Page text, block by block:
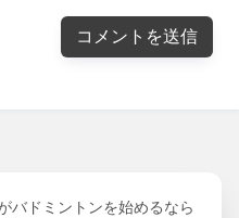
バドミントンを始めるなら